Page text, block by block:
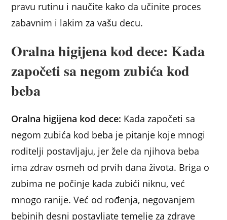
pravu rutinu i naučite kako da učinite proces
zabavnim i lakim za vašu decu.
Oralna higijena kod dece: Kada
započeti sa negom zubića kod
beba
Oralna higijena kod dece: Kada započeti sa
negom zubića kod beba je pitanje koje mnogi
roditelji postavljaju, jer žele da njihova beba
ima zdrav osmeh od prvih dana života. Briga o
zubima ne počinje kada zubići niknu, već
mnogo ranije. Već od rođenja, negovanjem
bebinih desni postavljate temelje za zdrave